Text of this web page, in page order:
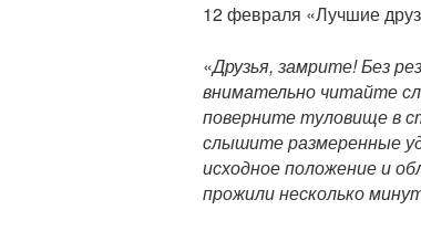
12 февраля «Лучшие
«Друзья, замрите! Без
внимательно читайте
поверните туловище в
слышите размеренные
исходное положение и
прожили несколько